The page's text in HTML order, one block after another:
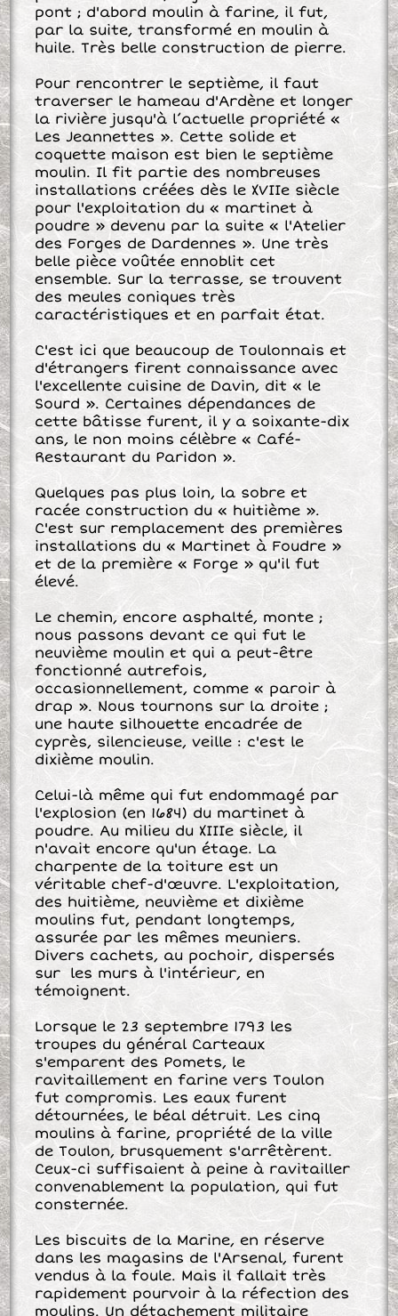
pont ; d'abord moulin à farine, il fut,
par la suite, transformé en moulin à
huile. Très belle construction de pierre.
Pour rencontrer le septième, il faut
traverser le hameau d'Ardène et longer
la rivière jusqu'à l’actuelle propriété «
Les Jeannettes ». Cette solide et
coquette maison est bien le septième
moulin. Il fit partie des nombreuses
installations créées dès le XVIIe siècle
pour l'exploitation du « martinet à
poudre » devenu par la suite « l'Atelier
des Forges de Dardennes ». Une très
belle pièce voûtée ennoblit cet
ensemble. Sur la terrasse, se trouvent
des meules coniques très
caractéristiques et en parfait état.
C'est ici que beaucoup de Toulonnais et
d'étrangers firent connaissance avec
l'excellente cuisine de Davin, dit « le
Sourd ». Certaines dépendances de
cette bâtisse furent, il y a soixante-dix
ans, le non moins célèbre « Café-
Restaurant du Paridon ».
Quelques pas plus loin, la sobre et
racée construction du « huitième ».
C'est sur remplacement des premières
installations du « Martinet à Foudre »
et de la première « Forge » qu'il fut
élevé.
Le chemin, encore asphalté, monte ;
nous passons devant ce qui fut le
neuvième moulin et qui a peut-être
fonctionné autrefois,
occasionnellement, comme « paroir à
drap ». Nous tournons sur la droite ;
une haute silhouette encadrée de
cyprès, silencieuse, veille : c'est le
dixième moulin.
Celui-là même qui fut endommagé par
l'explosion (en 1684) du martinet à
poudre. Au milieu du XIIIe siècle, il
n'avait encore qu'un étage. La
charpente de la toiture est un
véritable chef-d'œuvre. L'exploitation,
des huitième, neuvième et dixième
moulins fut, pendant longtemps,
assurée par les mêmes meuniers.
Divers cachets, au pochoir, dispersés
sur les murs à l'intérieur, en
témoignent.
Lorsque le 23 septembre 1793 les
troupes du général Carteaux
s'emparent des Pomets, le
ravitaillement en farine vers Toulon
fut compromis. Les eaux furent
détournées, le béal détruit. Les cinq
moulins à farine, propriété de la ville
de Toulon, brusquement s'arrêtèrent.
Ceux-ci suffisaient à peine à ravitailler
convenablement la population, qui fut
consternée.
Les biscuits de la Marine, en réserve
dans les magasins de l'Arsenal, furent
vendus à la foule. Mais il fallait très
rapidement pourvoir à la réfection des
moulins. Un détachement militaire